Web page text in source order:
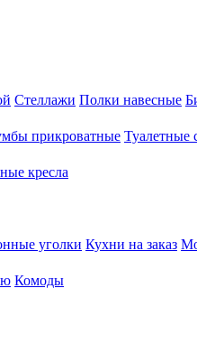
Стеллажи Полки навесные
прикроватные Туалетные
кресла
уголки Кухни на заказ
Комоды